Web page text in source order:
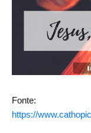
Fonte:
https://